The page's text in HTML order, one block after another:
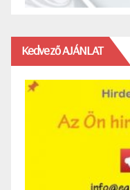
Kedvező AJÁNLAT